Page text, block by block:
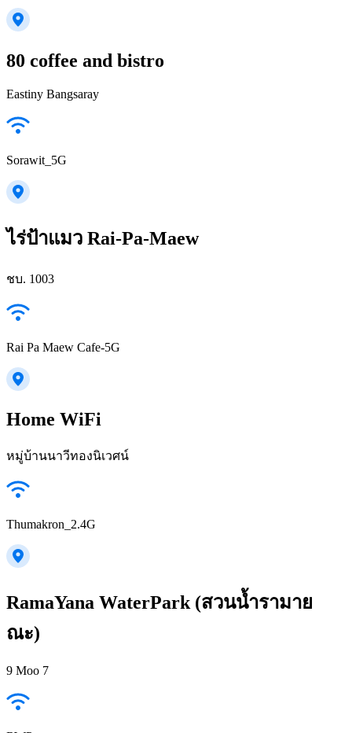
80 coffee and bistro
Eastiny Bangsaray
Sorawit_5G
ไร่ป้าแมว Rai-Pa-Maew
ชบ. 1003
Rai Pa Maew Cafe-5G
Home WiFi
หมู่บ้านนาวีทองนิเวศน์
Thumakron_2.4G
RamaYana WaterPark (สวนน้ำรามาย
ณะ)
9 Moo 7